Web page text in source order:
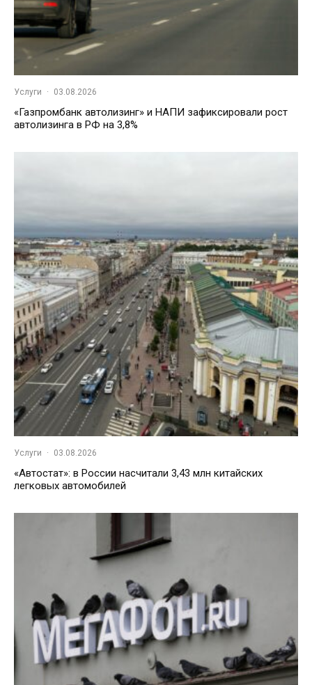
Услуги · 03.08.2026
«Газпромбанк автолизинг» и НАПИ зафиксировали рост
автолизинга в РФ на 3,8%
Услуги · 03.08.2026
«Автостат»: в России насчитали 3,43 млн китайских
легковых автомобилей